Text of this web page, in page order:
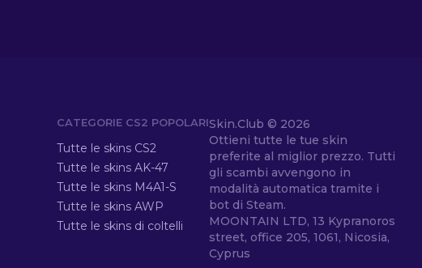
CATEGORIE CS2 POPOLARI
Tutte le skins CS2
Tutte le skins AK-47
Tutte le skins M4A1-S
Tutte le skins AWP
Tutte le skins di coltelli
Skin.Club © 2026
Ottieni tutte le tue skin
preferite al miglior prezzo. Tutti
gli scambi avvengono in
modalità automatica tramite i
bot di Steam.
MOONTAIN LTD, 13 Kypranoros
street, office 205, 1061, Nicosia,
Cyprus